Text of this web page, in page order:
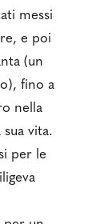
messi
e poi
(un
fino a
nella
vita.
per le